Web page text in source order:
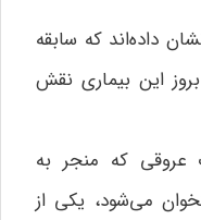
داده‌اند که سابقه
این بیماری نقش
عروقی که منجر به
می‌شود، یکی از